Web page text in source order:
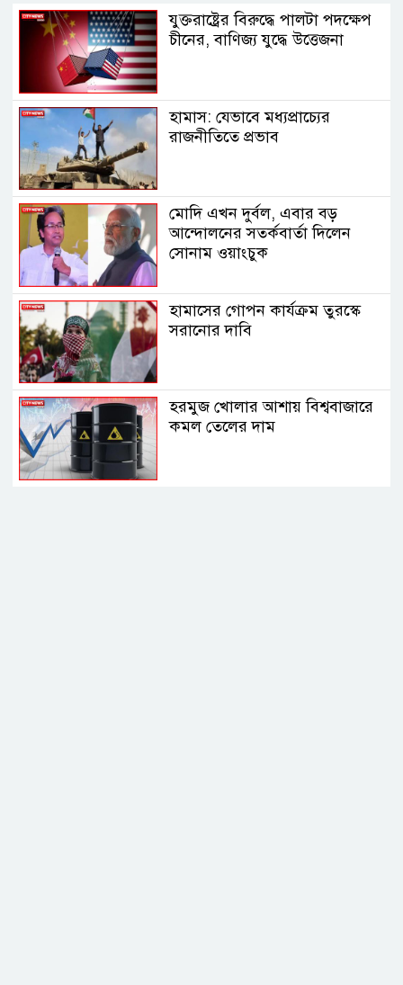
যুক্তরাষ্ট্রের বিরুদ্ধে পালটা পদক্ষেপ
চীনের, বাণিজ্য যুদ্ধে ‍উত্তেজনা
হামাস: যেভাবে মধ্যপ্রাচ্যের
রাজনীতিতে প্রভাব
মোদি এখন দুর্বল, এবার বড়
আন্দোলনের সতর্কবার্তা দিলেন
সোনাম ওয়াংচুক
হামাসের গোপন কার্যক্রম তুরস্কে
সরানোর দাবি
হরমুজ খোলার আশায় বিশ্ববাজারে
কমল তেলের দাম